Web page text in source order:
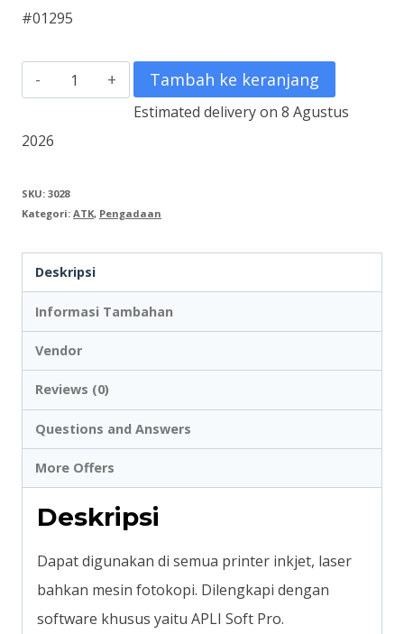
#01295
Kuantitas
Apli
Paper
70
X
50,8MM
1500
unit
Tambah ke keranjang
Estimated delivery on 8 Agustus
2026
SKU: 3028
Kategori: ATK, Pengadaan
Deskripsi
Informasi Tambahan
Vendor
Reviews (0)
Questions and Answers
More Offers
Deskripsi
Dapat digunakan di semua printer inkjet, laser
bahkan mesin fotokopi. Dilengkapi dengan
software khusus yaitu APLI Soft Pro.